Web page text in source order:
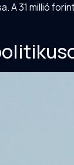
31 millió